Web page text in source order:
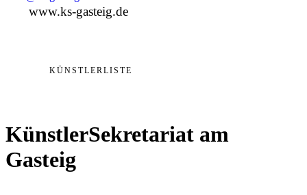
www.ks-gasteig.de
KÜNSTLERLISTE
KünstlerSekretariat am
Gasteig